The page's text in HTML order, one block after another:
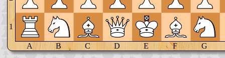
1
A B C D E F G